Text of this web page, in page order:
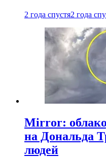
2 года спустя2 года
Mirror:
на Дональда
людей